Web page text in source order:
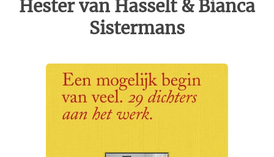
Hester van Hasselt & Bianca
Sistermans